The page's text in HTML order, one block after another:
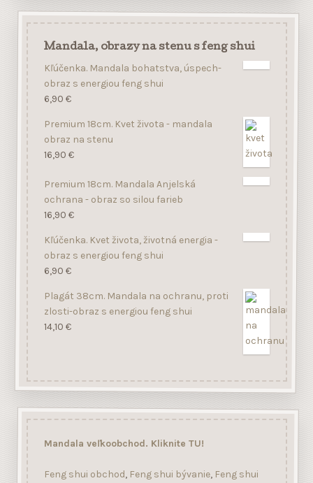
Mandala, obrazy na stenu s feng shui
Kľúčenka. Mandala bohatstva, úspech-
obraz s energiou feng shui
6,90 €
Premium 18cm. Kvet života - mandala
obraz na stenu
16,90 €
Premium 18cm. Mandala Anjelská
ochrana - obraz so silou farieb
16,90 €
Kľúčenka. Kvet života, životná energia -
obraz s energiou feng shui
6,90 €
Plagát 38cm. Mandala na ochranu, proti
zlosti-obraz s energiou feng shui
14,10 €
Mandala veľkoobchod. Kliknite TU!
Feng shui obchod, Feng shui bývanie, Feng shui